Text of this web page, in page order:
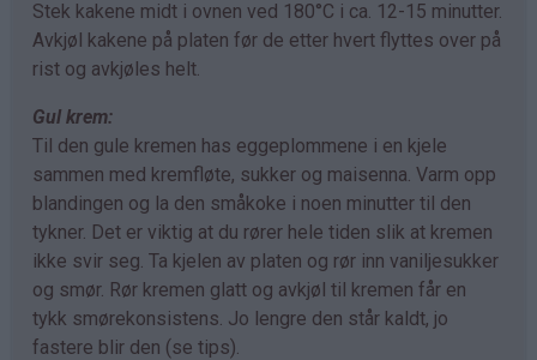
Stek kakene midt i ovnen ved 180°C i ca. 12-15 minutter.
Avkjøl kakene på platen før de etter hvert flyttes over på
rist og avkjøles helt.
Gul krem:
Til den gule kremen has eggeplommene i en kjele
sammen med kremfløte, sukker og maisenna. Varm opp
blandingen og la den småkoke i noen minutter til den
tykner. Det er viktig at du rører hele tiden slik at kremen
ikke svir seg. Ta kjelen av platen og rør inn vaniljesukker
og smør. Rør kremen glatt og avkjøl til kremen får en
tykk smørekonsistens. Jo lengre den står kaldt, jo
fastere blir den (se tips).